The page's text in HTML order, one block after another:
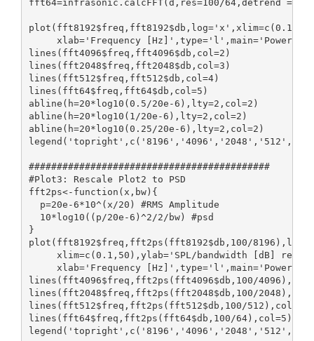
fft64=infrasonic.calcFFT(d,res=100/64,detrend =
xlab='Frequency
lines(fft4096$freq,fft4096$db,col=2)
lines(fft2048$freq,fft2048$db,col=3)
lines(fft512$freq,fft512$db,col=4)
lines(fft64$freq,fft64$db,col=5)
abline(h=20*log10(0.5/20e-6),lty=2,col=2)
abline(h=20*log10(1/20e-6),lty=2,col=2)
abline(h=20*log10(0.25/20e-6),lty=2,col=2)
###########################################
#Plot3: Rescale Plot2 to PSD
fft2ps<-function(x,bw){
p=20e-6*10^(x/20) #RMS Amplitude
10*log10((p/20e-6)^2/2/bw) #psd
}
plot(fft8192$freq,fft2ps(fft8192$db,100/
xlim=c(0.1,50),ylab='SPL/bandwidth [dB] re
xlab='Frequency
lines(fft4096$freq,fft2ps(fft4096$db,100/
lines(fft2048$freq,fft2ps(fft2048$db,100/
lines(fft512$freq,fft2ps(fft512$db,100/512),col=4)
lines(fft64$freq,fft2ps(fft64$db,100/64),col=5)